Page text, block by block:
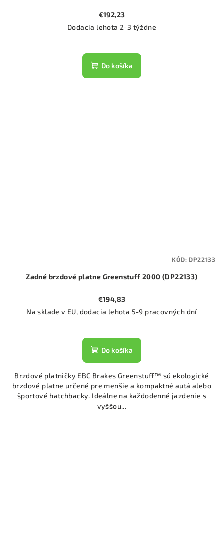
€192,23
Dodacia lehota 2-3 týždne
Do košíka
Zadné brzdové platne Greenstuff 2000 (DP22133)
€194,83
Na sklade v EU, dodacia lehota 5-9 pracovných dní
Do košíka
Brzdové platničky EBC Brakes Greenstuff™ sú ekologické
brzdové platne určené pre menšie a kompaktné autá alebo
športové hatchbacky. Ideálne na každodenné jazdenie s
vyššou...
KÓD:DP22133